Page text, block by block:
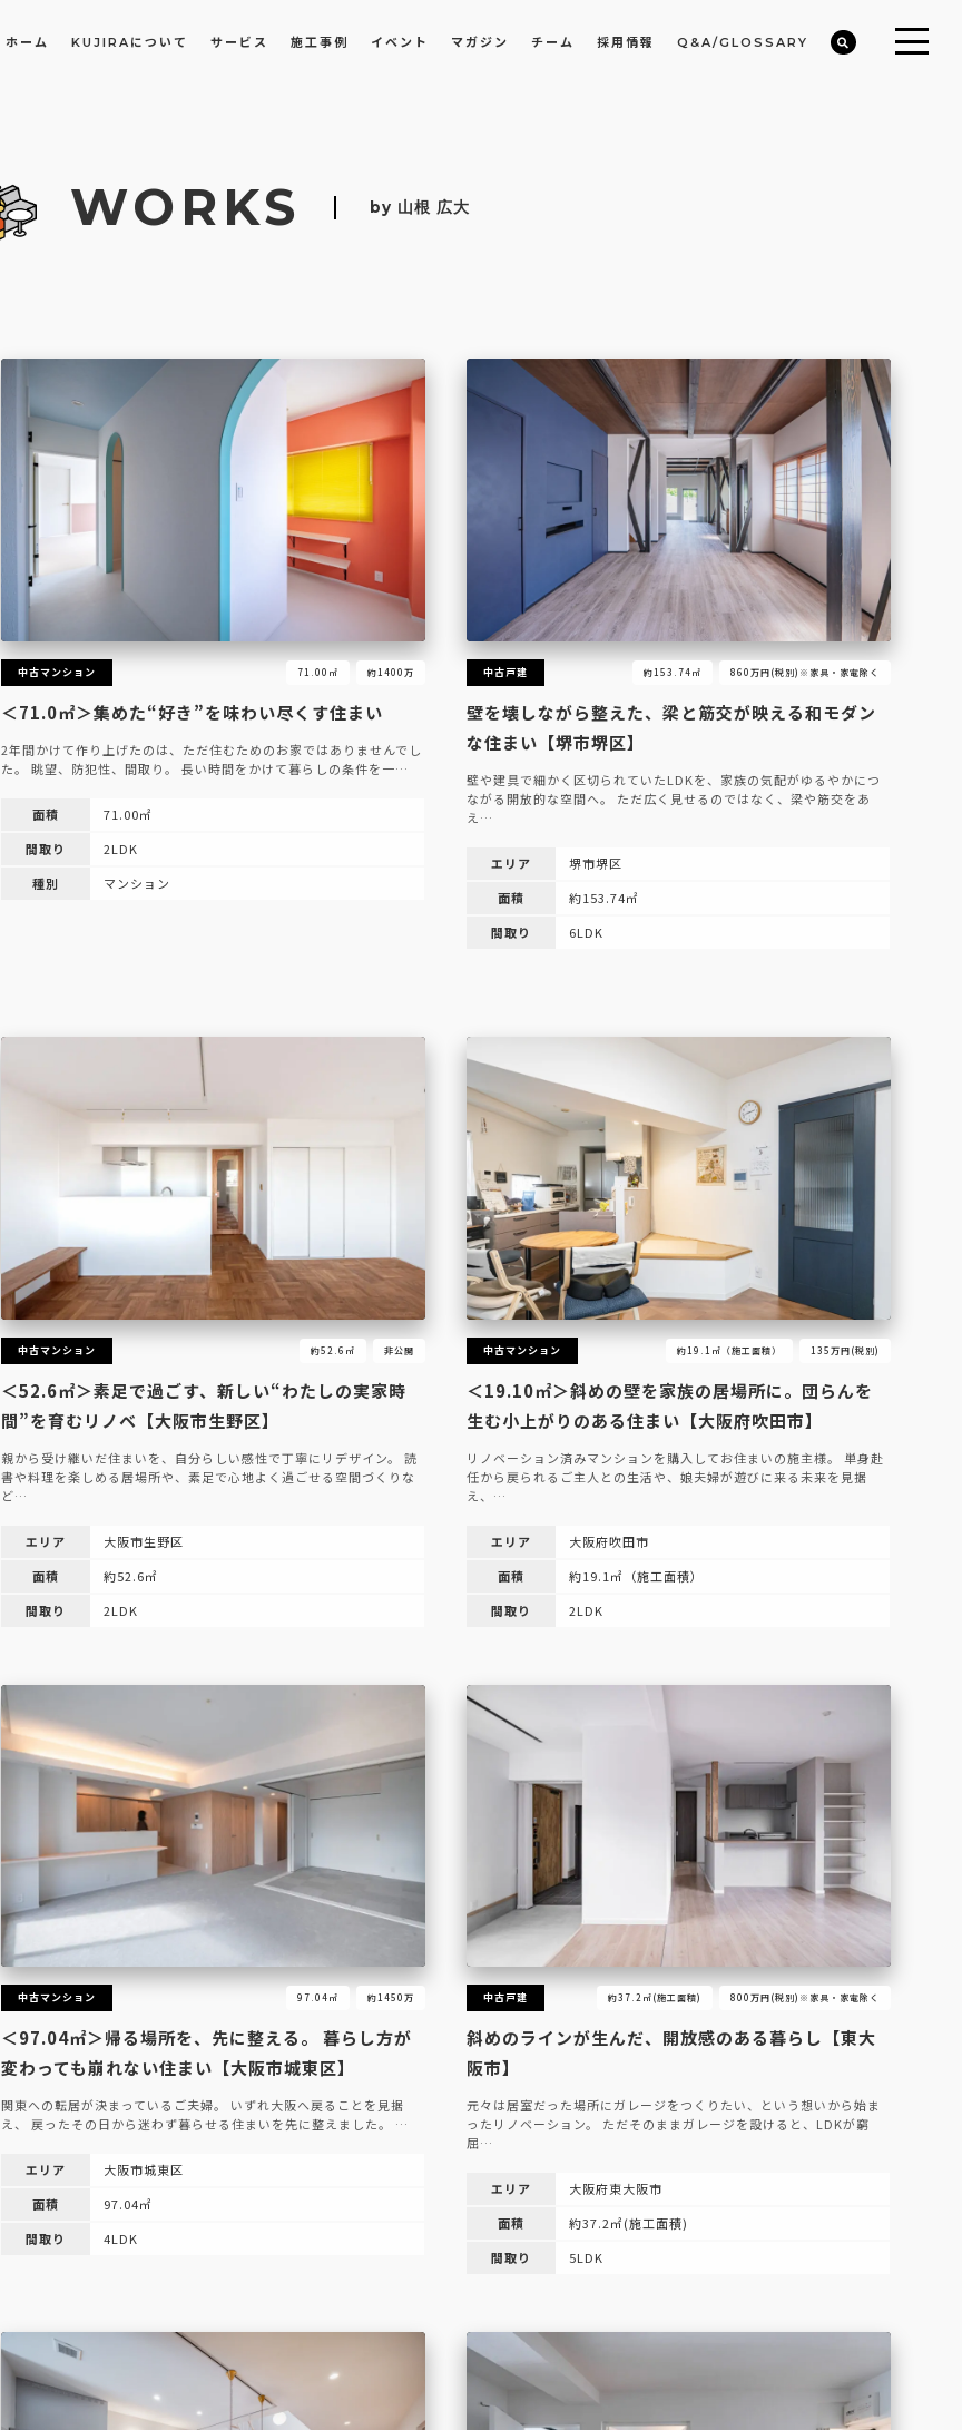
ホーム KUJIRAについて サービス 施工事例 イベント マガジン チーム 採用情報 Q&A/GLOSSARY
WORKS by 山根 広大
中古マンション 71.00㎡ 約1400万
＜71.0㎡＞集めた“好き”を味わい尽くす住まい
2年間かけて作り上げたのは、ただ住むためのお家ではありませんでし
た。 眺望、防犯性、間取り。 長い時間をかけて暮らしの条件を一…
面積
71.00㎡
間取り
2LDK
種別
マンション
中古戸建 約153.74㎡ 860万円(税別)※家具・家電除く
壁を壊しながら整えた、梁と筋交が映える和モダン
な住まい【堺市堺区】
壁や建具で細かく区切られていたLDKを、家族の気配がゆるやかにつ
ながる開放的な空間へ。 ただ広く見せるのではなく、梁や筋交をあ
え…
エリア
堺市堺区
面積
約153.74㎡
間取り
6LDK
中古マンション 約52.6㎡ 非公開
＜52.6㎡＞素足で過ごす、新しい“わたしの実家時
間”を育むリノベ【大阪市生野区】
親から受け継いだ住まいを、自分らしい感性で丁寧にリデザイン。 読
書や料理を楽しめる居場所や、素足で心地よく過ごせる空間づくりな
ど…
エリア
大阪市生野区
面積
約52.6㎡
間取り
2LDK
中古マンション 約19.1㎡（施工面積） 135万円(税別)
＜19.10㎡＞斜めの壁を家族の居場所に。団らんを
生む小上がりのある住まい【大阪府吹田市】
リノベーション済みマンションを購入してお住まいの施主様。 単身赴
任から戻られるご主人との生活や、娘夫婦が遊びに来る未来を見据
え、…
エリア
大阪府吹田市
面積
約19.1㎡（施工面積）
間取り
2LDK
中古マンション 97.04㎡ 約1450万
＜97.04㎡＞帰る場所を、先に整える。 暮らし方が
変わっても崩れない住まい【大阪市城東区】
関東への転居が決まっているご夫婦。 いずれ大阪へ戻ることを見据
え、 戻ったその日から迷わず暮らせる住まいを先に整えました。 …
エリア
大阪市城東区
面積
97.04㎡
間取り
4LDK
中古戸建 約37.2㎡(施工面積) 800万円(税別)※家具・家電除く
斜めのラインが生んだ、開放感のある暮らし【東大
阪市】
元々は居室だった場所にガレージをつくりたい、という想いから始ま
ったリノベーション。 ただそのままガレージを設けると、LDKが窮
屈…
エリア
大阪府東大阪市
面積
約37.2㎡(施工面積)
間取り
5LDK